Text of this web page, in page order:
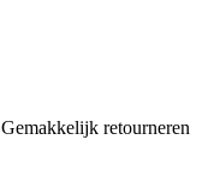
Gemakkelijk retourneren